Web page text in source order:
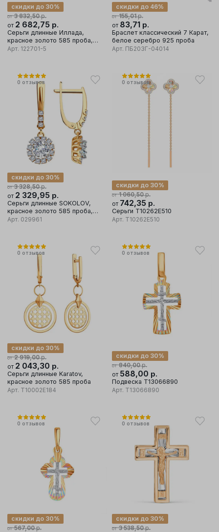
от 3 832,50р.
скидки до 30%
от 2 682,75 р.
Серьги длинные Иллада,
красное золото 585 проба,
вставка фианит
Арт. 122701-5
от 155,01р.
скидки до 46%
от 83,71 р.
Браслет классический 7 Карат,
белое серебро 925 проба
Арт. ПБ203Г-04014
0 отзывов
от 3 328,50р.
скидки до 30%
от 2 329,95 р.
Серьги длинные SOKOLOV,
красное золото 585 проба,
вставка фианит
Арт. 029961
0 отзывов
от 1 060,50р.
скидки до 30%
от 742,35 р.
Серьги Т10262Е510
Арт. Т10262Е510
0 отзывов
от 2 919,00р.
скидки до 30%
от 2 043,30 р.
Серьги длинные Karatov,
красное золото 585 проба
Арт. Т10002Е184
0 отзывов
от 840,00р.
скидки до 30%
от 588,00 р.
Подвеска Т13066890
Арт. Т13066890
0 отзывов
от 567,00р.
скидки до 30%
0 отзывов
от 3 538,50р.
скидки до 30%